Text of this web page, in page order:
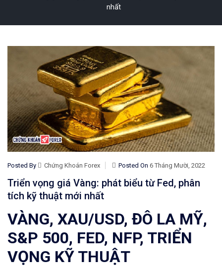
nhất
Posted By Chứng Khoán Forex Posted On 6 Tháng Mười, 2022
Triển vọng giá Vàng: phát biểu từ Fed, phân
tích kỹ thuật mới nhất
VÀNG, XAU/USD, ĐÔ LA MỸ,
S&P 500, FED, NFP, TRIỂN
VỌNG KỸ THUẬT